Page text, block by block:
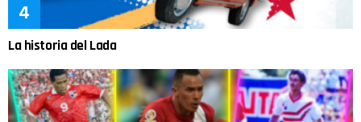
La historia del Lada